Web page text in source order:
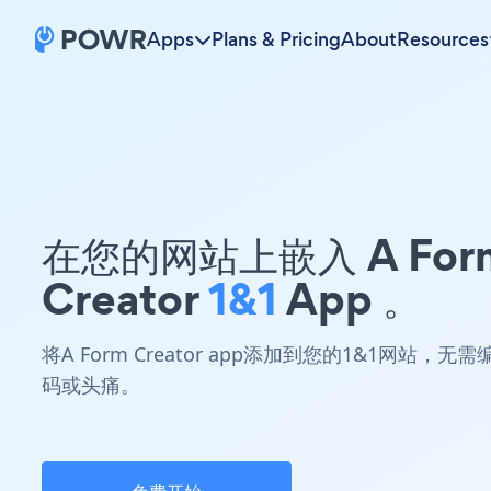
Apps Plans & PricingAboutResources
在您的网站上嵌入 A
Creator1&1App 。
将A Form Creator app添加到您的1&1网站，无需
码或头痛。